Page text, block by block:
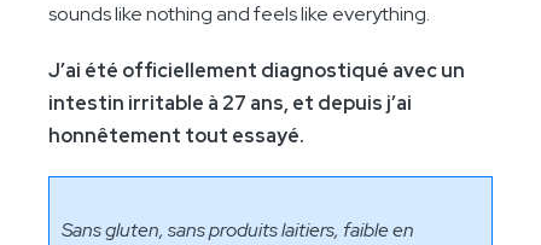
sounds like nothing and feels like everything.
J’ai été officiellement diagnostiqué avec un
intestin irritable à 27 ans, et depuis j’ai
honnêtement tout essayé.
Sans gluten, sans produits laitiers, faible en